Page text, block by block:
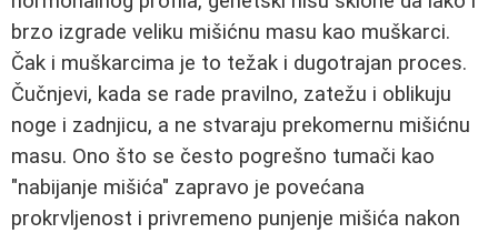
brzo izgrade veliku mišićnu masu kao muškarci.
Čak i muškarcima je to težak i dugotrajan proces.
Čučnjevi, kada se rade pravilno, zatežu i oblikuju
noge i zadnjicu, a ne stvaraju prekomernu mišićnu
masu. Ono što se često pogrešno tumači kao
"nabijanje mišića" zapravo je povećana
prokrvljenost i privremeno punjenje mišića nakon